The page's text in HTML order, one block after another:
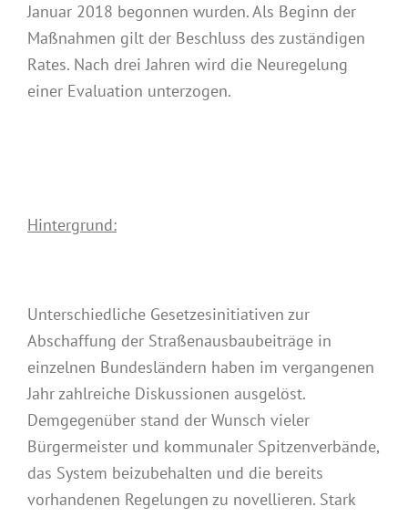
Januar 2018 begonnen wurden. Als Beginn der
Maßnahmen gilt der Beschluss des zuständigen
Rates. Nach drei Jahren wird die Neuregelung
einer Evaluation unterzogen.
Hintergrund:
Unterschiedliche Gesetzesinitiativen zur
Abschaffung der Straßenausbaubeiträge in
einzelnen Bundesländern haben im vergangenen
Jahr zahlreiche Diskussionen ausgelöst.
Demgegenüber stand der Wunsch vieler
Bürgermeister und kommunaler Spitzenverbände,
das System beizubehalten und die bereits
vorhandenen Regelungen zu novellieren. Stark